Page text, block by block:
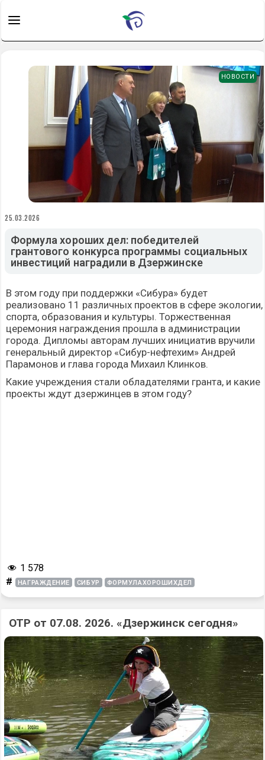
НОВОСТИ
25.03.2026
Формула хороших дел: победителей
грантового конкурса программы социальных
инвестиций наградили в Дзержинске
В этом году при поддержки «Сибура» будет
реализовано 11 различных проектов в сфере экологии,
спорта, образования и культуры. Торжественная
церемония награждения прошла в администрации
города. Дипломы авторам лучших инициатив вручили
генеральный директор «Сибур-нефтехим» Андрей
Парамонов и глава города Михаил Клинков.
Какие учреждения стали обладателями гранта, и какие
проекты ждут дзержинцев в этом году?
1 578
# НАГРАЖДЕНИЕ СИБУР ФОРМУЛАХОРОШИХДЕЛ
ОТР от 07.08. 2026. «Дзержинск сегодня»